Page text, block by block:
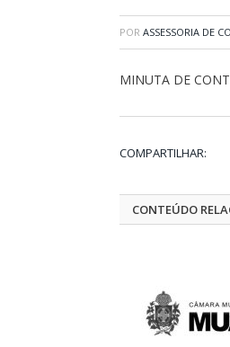
POR ASSESSORIA DE
MINUTA DE
COMPARTILHAR:
CONTEÚDO